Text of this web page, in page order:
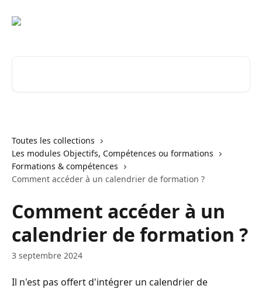
Toutes les collections
Les modules Objectifs, Compétences ou formations
Formations & compétences
Comment accéder à un calendrier de formation ?
Comment accéder à un
calendrier de formation ?
3 septembre 2024
Il n'est pas offert d'intégrer un calendrier de